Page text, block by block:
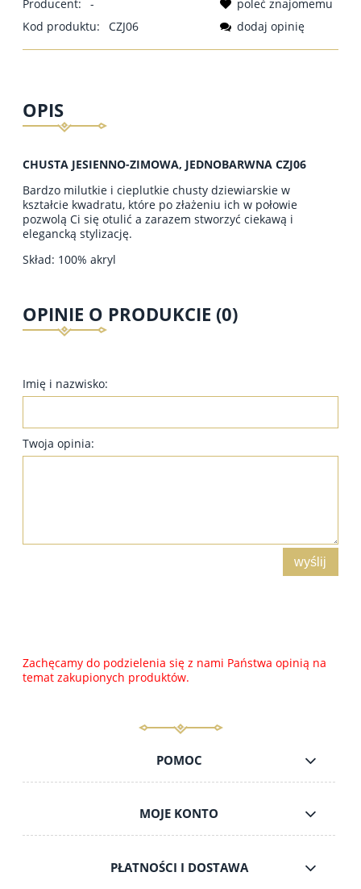
Producent:
-
Kod produktu:
CZJ06
poleć znajomemu
dodaj opinię
OPIS
CHUSTA JESIENNO-ZIMOWA, JEDNOBARWNA CZJ06
Bardzo milutkie i cieplutkie chusty dziewiarskie w
kształcie kwadratu, które po złażeniu ich w połowie
pozwolą Ci się otulić a zarazem stworzyć ciekawą i
elegancką stylizację.
Skład: 100% akryl
OPINIE O PRODUKCIE (0)
Imię i nazwisko:
Twoja opinia:
wyślij
Zachęcamy do podzielenia się z nami Państwa opinią na
temat zakupionych produktów.
POMOC
MOJE KONTO
PŁATNOŚCI I DOSTAWA